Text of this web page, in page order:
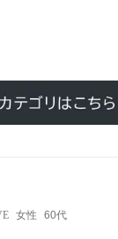
女性 60代